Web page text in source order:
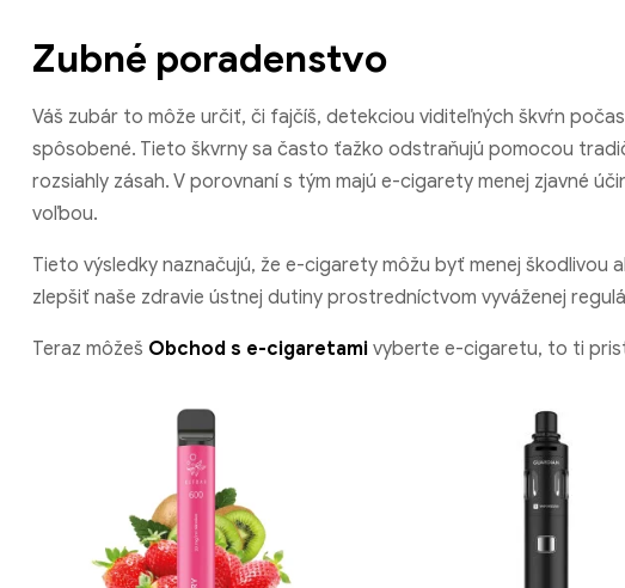
Zubné poradenstvo
Váš zubár to môže určiť, či fajčíš, detekciou viditeľných škvŕn
spôsobené. Tieto škvrny sa často ťažko odstraňujú pomocou
rozsiahly zásah. V porovnaní s tým majú e-cigarety menej zjavné
voľbou.
Tieto výsledky naznačujú, že e-cigarety môžu byť menej
zlepšiť naše zdravie ústnej dutiny prostredníctvom vyváženej
Teraz môžeš Obchod s e-cigaretami vyberte e-cigaretu, to ti